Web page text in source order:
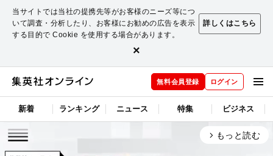
当サイトでは当社の提携先等がお客様のニーズ等につ
いて調査・分析したり、お客様にお勧めの広告を表示
する目的で Cookie を使用する場合があります。
詳しくはこちら
×
無料会員登録 ログイン
新着 ランキング ニュース 特集 ビジネス
arrow_forward_ios もっと読む